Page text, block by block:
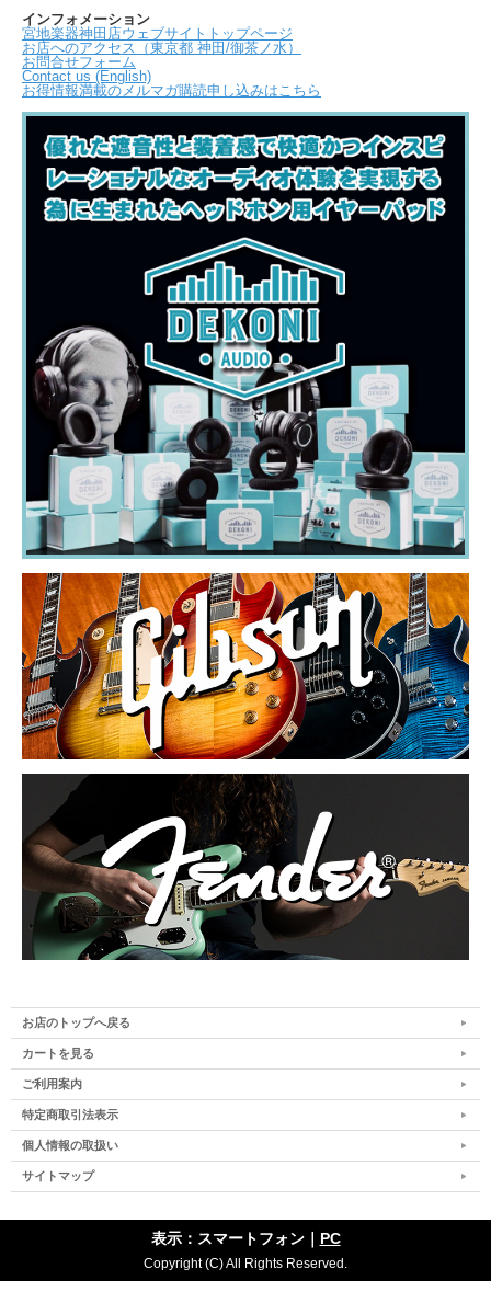
インフォメーション
宮地楽器神田店ウェブサイトトップページ
お店へのアクセス（東京都 神田/御茶ノ水）
お問合せフォーム
Contact us (English)
お得情報満載のメルマガ購読申し込みはこちら
お店のトップへ戻る
カートを見る
ご利用案内
特定商取引法表示
個人情報の取扱い
サイトマップ
表示：スマートフォン｜ PC
Copyright (C) All Rights Reserved.